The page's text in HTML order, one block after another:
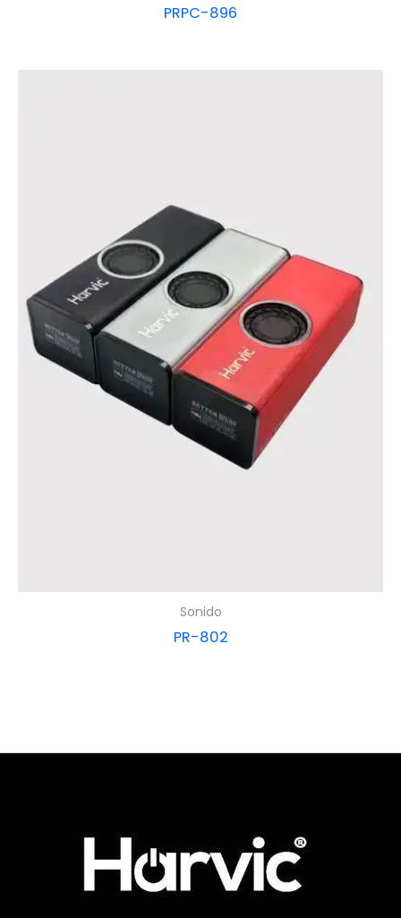
PRPC-896
Sonido
PR-802